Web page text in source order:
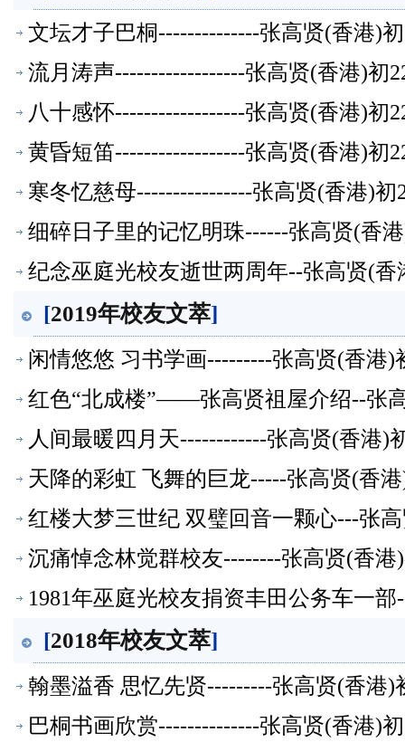
文坛才子巴桐--------------张高贤(香港)
流月涛声------------------张高贤(香港)初
八十感怀------------------张高贤(香港)初
黄昏短笛------------------张高贤(香港)初
寒冬忆慈母----------------张高贤(香港)初
细碎日子里的记忆明珠------张高贤(香
纪念巫庭光校友逝世两周年--张高贤(香
[2019年校友文萃]
闲情悠悠 习书学画---------张高贤(香港)
红色“北成楼”——张高贤祖屋介绍--张
人间最暖四月天------------张高贤(香港)
天降的彩虹 飞舞的巨龙-----张高贤(香
红楼大梦三世纪 双璧回音一颗心---张
沉痛悼念林觉群校友--------张高贤(香港
1981年巫庭光校友捐资丰田公务车一
[2018年校友文萃]
翰墨溢香 思忆先贤---------张高贤(香港)
巴桐书画欣赏--------------张高贤(香港)